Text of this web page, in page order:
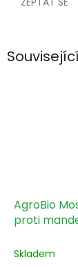
AgroBio
proti
Skladem